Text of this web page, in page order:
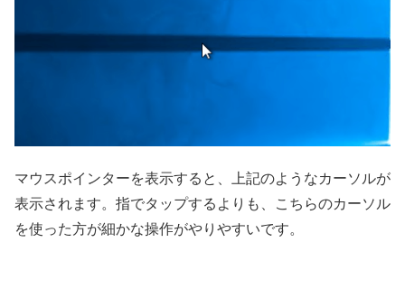
マウスポインターを表示すると、上記のようなカーソルが
表示されます。指でタップするよりも、こちらのカーソル
を使った方が細かな操作がやりやすいです。